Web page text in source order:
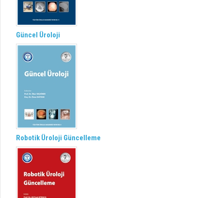
Güncel Üroloji
Robotik Üroloji Güncelleme